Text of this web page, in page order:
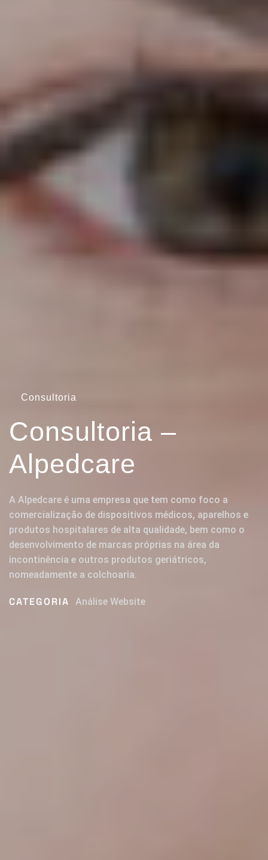
Consultoria
Consultoria –
Alpedcare
A Alpedcare é uma empresa que tem como foco a
comercialização de dispositivos médicos, aparelhos e
produtos hospitalares de alta qualidade, bem como o
desenvolvimento de marcas próprias na área da
incontinência e outros produtos geriátricos,
nomeadamente a colchoaria.
CATEGORIA Análise Website